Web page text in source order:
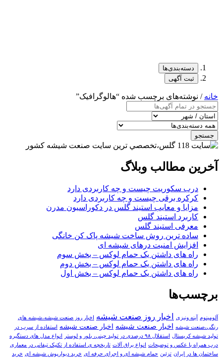
دسته‌بندی‌ها
ثبت آگهی
خانه / نوشته‌های برچسب شده “هالوگرافیک”
جستجو
آخرین مطالب وبلاگ
درب سکوریت چیست و چه کاربردی دارد
کرکره برقی چیست و چه کاربردی دارد
مزایا و معایب استیند گلس در دکوراسیون مدرن
کاربرد استیند گلس
معرفی استیند گلس
ساده ترین روش ساخت شیشه پاک کن خانگی
افزایش امنیت درهای شیشه ای
راه های داشتن یک حمام لوکس – بخش سوم
راه های داشتن یک حمام لوکس – بخش دوم
راه های داشتن یک حمام لوکس – بخش اول
برچسب‌ها
آلومینوم آینه ونیزی اخبار روز صنعت شیشه
اخبار روز صنعت شیشه،شیشه های
رنگی،صنعت شیشه
اخبار صنعت شيشه اخبار صنعت شیشه
استفاده از سرب در
تولید شیشه کریستال
استقلال ۹۸ درصدی در تولید چینی، بلور و لوستر
انواع مدل های دستگیره
درب همراه با عکس و توضیحات
انواع یراق آلات تاریخچه ی استفاده از تکنیک تیفانی در معماری
ساختمان ها در ایران تزئین حمام شیشه ای و اجرای حرفه ای خريد دیوارپوش شیشه ای خرید